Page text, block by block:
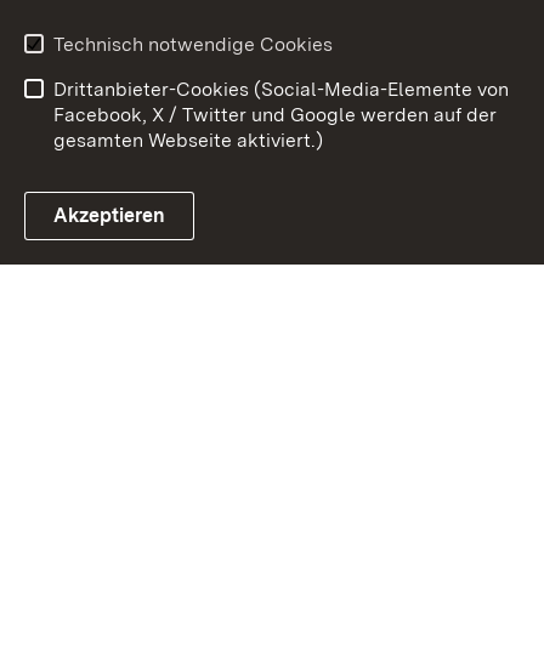
Link zum Landesportal
Barrierefreiheit
Impressum Cookies
Technisch notwendige Cookies
Drittanbieter-Cookies (Social-Media-Elemente von
Facebook, X / Twitter und Google werden auf der
gesamten Webseite aktiviert.)
Akzeptieren